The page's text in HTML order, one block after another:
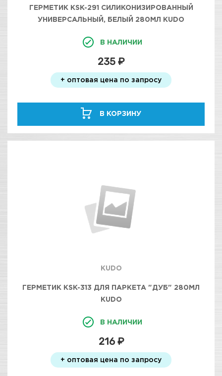
ГЕРМЕТИК KSK-291 СИЛИКОНИЗИРОВАННЫЙ
УНИВЕРСАЛЬНЫЙ, БЕЛЫЙ 280МЛ KUDO
В НАЛИЧИИ
235 ₽
+ оптовая цена по запросу
В КОРЗИНУ
KUDO
ГЕРМЕТИК KSK-313 ДЛЯ ПАРКЕТА "ДУБ" 280МЛ
KUDO
В НАЛИЧИИ
216 ₽
+ оптовая цена по запросу